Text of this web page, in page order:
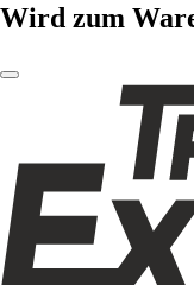
Wird zum